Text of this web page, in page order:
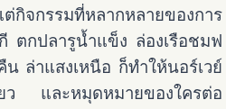
กิจกรรมที่หลากหลายของการ
ตกปลารูน้ำแข็ง ล่องเรือชมฟ
ล่าแสงเหนือ ก็ทำให้นอร์เวย์
ยว และหมุดหมายของใครต่อ